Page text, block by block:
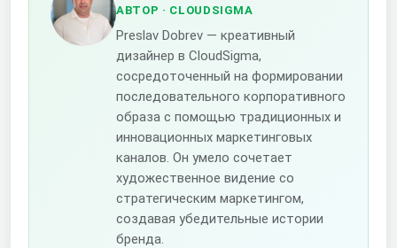
АВТОР · CLOUDSIGMA
Preslav Dobrev — креативный
дизайнер в CloudSigma,
сосредоточенный на формировании
последовательного корпоративного
образа с помощью традиционных и
инновационных маркетинговых
каналов. Он умело сочетает
художественное видение со
стратегическим маркетингом,
создавая убедительные истории
бренда.